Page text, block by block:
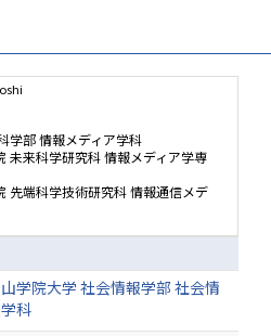
学部 情報メディア学科
未来科学研究科 情報メディア学専
先端科学技術研究科 情報通信メデ
学院大学 社会情報学部 社会情
科